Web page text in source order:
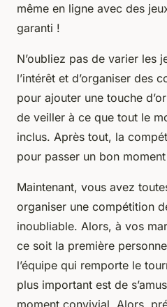
même en ligne avec des
garanti !
N’oubliez pas de varier les
l’intérêt et d’organiser des
pour ajouter une touche
de veiller à ce que tout le
inclus. Après tout, la
pour passer un bon
Maintenant, vous avez
organiser une compétition
inoubliable. Alors, à vos
ce soit la première
l’équipe qui remporte le
plus important est de
moment convivial. Alors,